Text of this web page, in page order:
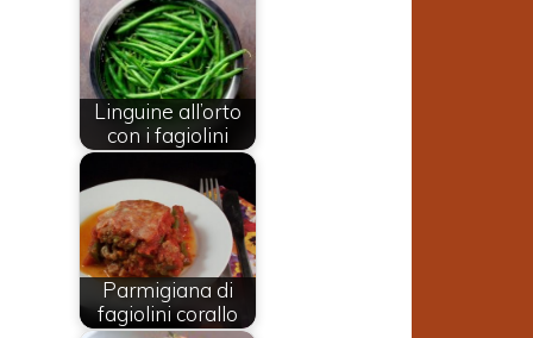
Linguine all’orto
con i fagiolini
Parmigiana di
fagiolini corallo